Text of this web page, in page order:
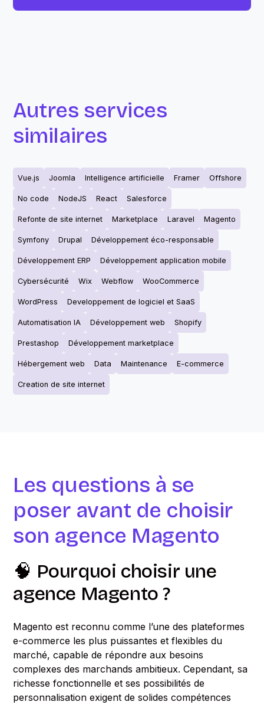
Autres services
similaires
Vue.js Joomla Intelligence artificielle Framer Offshore
No code NodeJS React Salesforce
Refonte de site internet Marketplace Laravel Magento
Symfony Drupal Développement éco-responsable
Développement ERP Développement application mobile
Cybersécurité Wix Webflow WooCommerce
WordPress Developpement de logiciel et SaaS
Automatisation IA Développement web Shopify
Prestashop Développement marketplace
Hébergement web Data Maintenance E-commerce
Creation de site internet
Les questions à se
poser avant de choisir
son agence Magento
🧠 Pourquoi choisir une
agence Magento ?
Magento est reconnu comme l’une des plateformes
e-commerce les plus puissantes et flexibles du
marché, capable de répondre aux besoins
complexes des marchands ambitieux. Cependant, sa
richesse fonctionnelle et ses possibilités de
personnalisation exigent de solides compétences